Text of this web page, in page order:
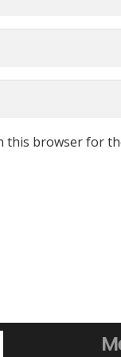
this browser for